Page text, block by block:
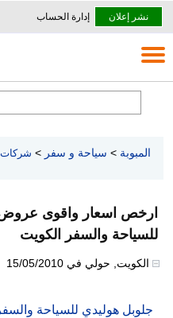
نشر إعلان إدارة الحساب
المبوبة > سياحة و سفر >
ارخص اسعار واقوى
للسياحة والسفر الكويت
الكويت حولي في 15/05/2010
جلوبل هوليدي للسياحة